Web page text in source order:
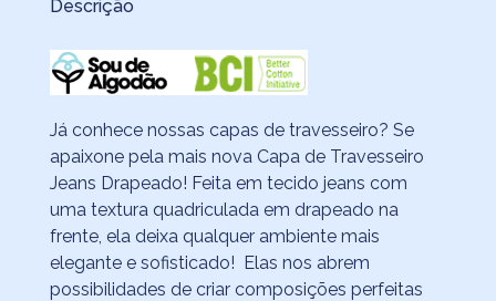
Descrição
Já conhece nossas capas de travesseiro? Se
apaixone pela mais nova Capa de Travesseiro
Jeans Drapeado! Feita em tecido jeans com
uma textura quadriculada em drapeado na
frente, ela deixa qualquer ambiente mais
elegante e sofisticado! Elas nos abrem
possibilidades de criar composições perfeitas